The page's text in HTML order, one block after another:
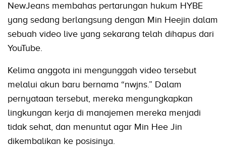
NewJeans membahas pertarungan hukum HYBE
yang sedang berlangsung dengan Min Heejin dalam
sebuah video live yang sekarang telah dihapus dari
YouTube.
Kelima anggota ini mengunggah video tersebut
melalui akun baru bernama “nwjns.” Dalam
pernyataan tersebut, mereka mengungkapkan
lingkungan kerja di manajemen mereka menjadi
tidak sehat, dan menuntut agar Min Hee Jin
dikembalikan ke posisinya.